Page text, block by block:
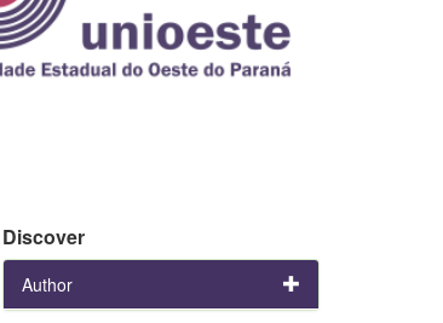
Discover
Author